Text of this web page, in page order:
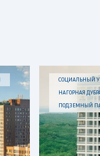
СОЦИАЛЬНЫЙ
НАГОРНАЯ
ПОДЗЕМНЫЙ